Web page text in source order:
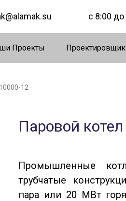
с 8:00 до
Проекты
12
Паровой
Промышленные
трубчатые
пара или 20 МВт